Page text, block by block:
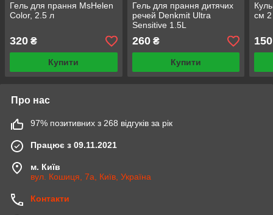
Гель для прання MsHelen
Color, 2.5 л
320 ₴
Купити
Гель для прання дитячих
речей Denkmit Ultra
Sensitive 1.5L
260₴
Купити
см
150
Про нас
97% позитивних з 268 відгуків за рік
Працює з 09.11.2021
м. Київ
вул. Кошиця, 7а, Київ, Україна
Контакти